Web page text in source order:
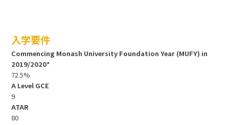
入学要件
Commencing Monash University Foundation Year (MUFY) in
2019/2020*
72.5%
A Level GCE
9
ATAR
80